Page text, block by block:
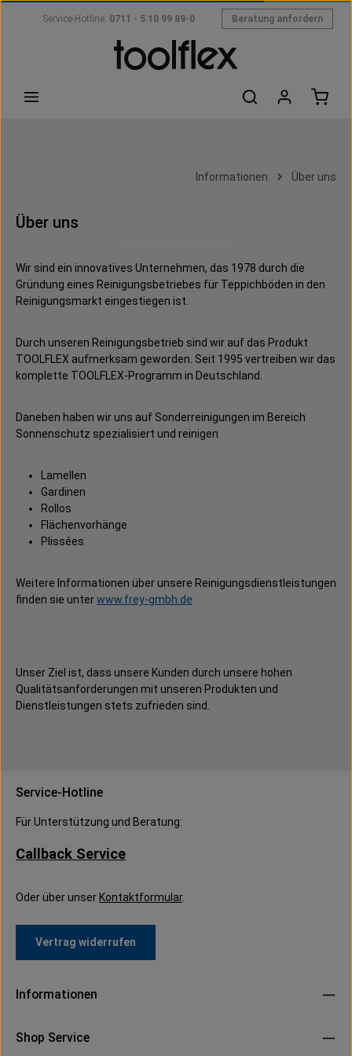
Zum Hauptinhalt springen
Service-Hotline: 0711 - 5 10 99 89-0 Beratung anfordern
Informationen Über uns
Über uns
Wir sind ein innovatives Unternehmen, das 1978 durch die
Gründung eines Reinigungsbetriebes für Teppichböden in den
Reinigungsmarkt eingestiegen ist.
Durch unseren Reinigungsbetrieb sind wir auf das Produkt
TOOLFLEX aufmerksam geworden. Seit 1995 vertreiben wir das
komplette TOOLFLEX-Programm in Deutschland.
Daneben haben wir uns auf Sonderreinigungen im Bereich
Sonnenschutz spezialisiert und reinigen
Lamellen
Gardinen
Rollos
Flächenvorhänge
Plissées
Weitere Informationen über unsere Reinigungsdienstleistungen
finden sie unterwww.frey-gmbh.de
Unser Ziel ist, dass unsere Kunden durch unsere hohen
Qualitätsanforderungen mit unseren Produkten und
Dienstleistungen stets zufrieden sind.
Service-Hotline
Für Unterstützung und Beratung:
Callback Service
Oder über unser Kontaktformular.
Vertrag widerrufen
Informationen
Shop Service